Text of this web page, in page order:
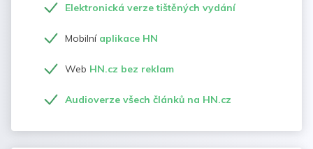
Elektronická verze tištěných vydání
Mobilní aplikace HN
Web HN.cz bez reklam
Audioverze všech článků na HN.cz